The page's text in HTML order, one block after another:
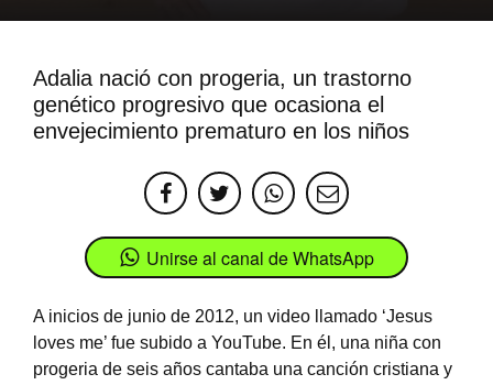
Adalia nació con progeria, un trastorno
genético progresivo que ocasiona el
envejecimiento prematuro en los niños
Unirse al canal de WhatsApp
A inicios de junio de 2012, un video llamado ‘Jesus
loves me’ fue subido a YouTube. En él, una niña con
progeria de seis años cantaba una canción cristiana y